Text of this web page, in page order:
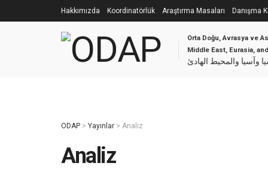
Hakkımızda Koordinatörlük Araştırma Masaları Danışma
Orta Doğu, Avrasya ve
Middle East, Eurasia,
والمحيط الهادئ
ODAP > Yayınlar > Analiz
Analiz